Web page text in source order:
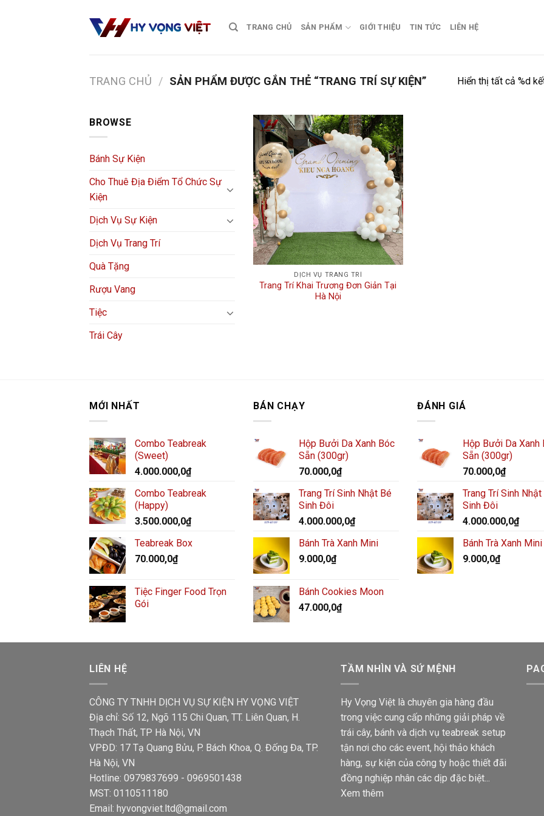
TRANG CHỦ SẢN PHẨM GIỚI THIỆU TIN TỨC LIÊN HỆ
TRANG CHỦ / SẢN PHẨM ĐƯỢC GẮN THẺ “TRANG TRÍ SỰ KIỆN” Hiển thị tất cả %d
BROWSE
Bánh Sự Kiện
Cho Thuê Địa Điểm Tổ Chức Sự
Kiện
Dịch Vụ Sự Kiện
Dịch Vụ Trang Trí
Quà Tặng
Rượu Vang
Tiệc
Trái Cây
Add to
wishlist
DỊCH VỤ TRANG TRÍ
Trang Trí Khai Trương Đơn Giản Tại
Hà Nội
MỚI NHẤT
Combo Teabreak
(Sweet)
4.000.000,0₫
Combo Teabreak
(Happy)
3.500.000,0₫
Teabreak Box
70.000,0₫
Tiệc Finger Food Trọn
Gói
BÁN CHẠY
Hộp Bưởi Da Xanh Bóc
Sẵn (300gr)
70.000,0₫
Trang Trí Sinh Nhật Bé
Sinh Đôi
4.000.000,0₫
Bánh Trà Xanh Mini
9.000,0₫
Bánh Cookies Moon
47.000,0₫
ĐÁNH GIÁ
Hộp Bưởi Da Xanh
Sẵn (300gr)
70.000,0₫
Trang Trí Sinh Nhật
Sinh Đôi
4.000.000,0₫
Bánh Trà Xanh Mini
9.000,0₫
LIÊN HỆ
CÔNG TY TNHH DỊCH VỤ SỰ KIỆN HY VỌNG VIỆT
Địa chỉ: Số 12, Ngõ 115 Chi Quan, TT. Liên Quan, H.
Thạch Thất, TP Hà Nội, VN
VPĐD: 17 Tạ Quang Bửu, P. Bách Khoa, Q. Đống Đa, TP.
Hà Nội, VN
Hotline: 0979837699 - 0969501438
MST: 0110511180
Email: hyvongviet.ltd@gmail.com
TẦM NHÌN VÀ SỨ MỆNH
Hy Vọng Việt là chuyên gia hàng đầu
trong việc cung cấp những giải pháp về
trái cây, bánh và dịch vụ teabreak setup
tận nơi cho các event, hội thảo khách
hàng, sự kiện của công ty hoặc thiết đãi
đồng nghiệp nhân các dịp đặc biệt...
Xem thêm